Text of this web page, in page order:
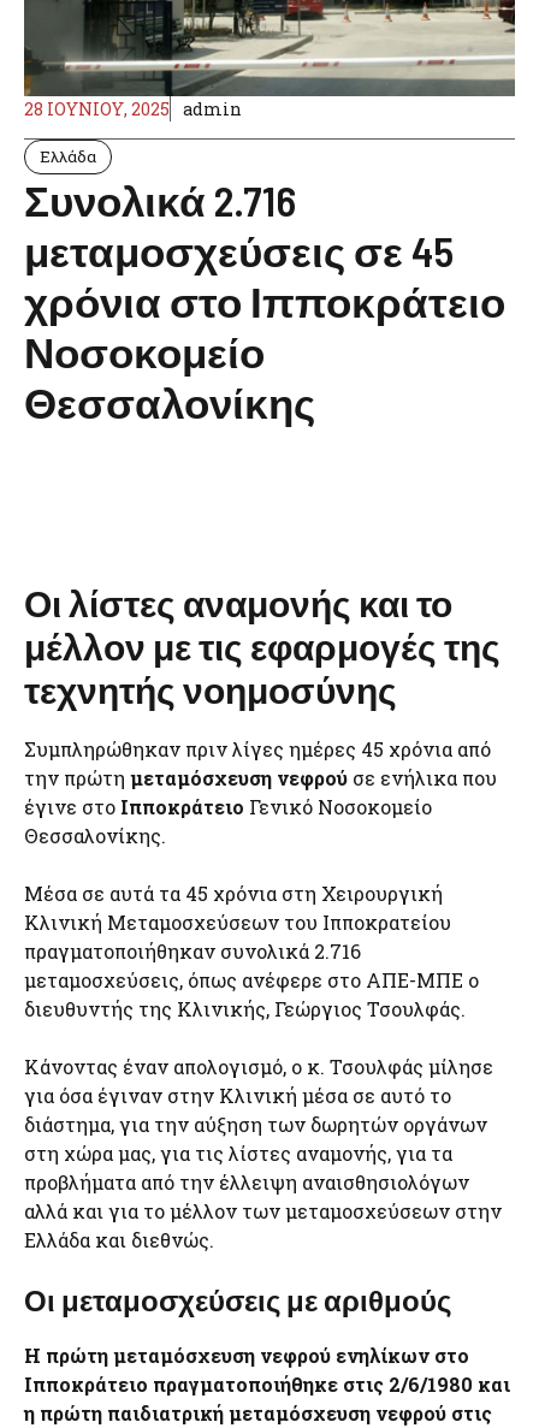
28 ΙΟΥΝΊΟΥ, 2025 admin
Ελλάδα
Συνολικά 2.716
μεταμοσχεύσεις σε 45
χρόνια στο Ιπποκράτειο
Νοσοκομείο
Θεσσαλονίκης
Οι λίστες αναμονής και το
μέλλον με τις εφαρμογές της
τεχνητής νοημοσύνης
Συμπληρώθηκαν πριν λίγες ημέρες 45 χρόνια από
την πρώτη μεταμόσχευση νεφρού σε ενήλικα που
έγινε στο Ιπποκράτειο Γενικό Νοσοκομείο
Θεσσαλονίκης.
Μέσα σε αυτά τα 45 χρόνια στη Χειρουργική
Κλινική Μεταμοσχεύσεων του Ιπποκρατείου
πραγματοποιήθηκαν συνολικά 2.716
μεταμοσχεύσεις, όπως ανέφερε στο ΑΠΕ-ΜΠΕ ο
διευθυντής της Κλινικής, Γεώργιος Τσουλφάς.
Κάνοντας έναν απολογισμό, ο κ. Τσουλφάς μίλησε
για όσα έγιναν στην Κλινική μέσα σε αυτό το
διάστημα, για την αύξηση των δωρητών οργάνων
στη χώρα μας, για τις λίστες αναμονής, για τα
προβλήματα από την έλλειψη αναισθησιολόγων
αλλά και για το μέλλον των μεταμοσχεύσεων στην
Ελλάδα και διεθνώς.
Οι μεταμοσχεύσεις με αριθμούς
Η πρώτη μεταμόσχευση νεφρού ενηλίκων στο
Ιπποκράτειο πραγματοποιήθηκε στις 2/6/1980 και
η πρώτη παιδιατρική μεταμόσχευση νεφρού στις